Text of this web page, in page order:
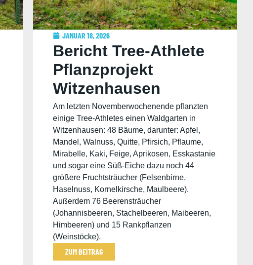
JANUAR 18, 2026
Bericht Tree-Athlete
Pflanzprojekt
Witzenhausen
28.-30.11.2025
Am letzten Novemberwochenende pflanzten
einige Tree-Athletes einen Waldgarten in
Witzenhausen: 48 Bäume, darunter: Apfel,
Mandel, Walnuss, Quitte, Pfirsich, Pflaume,
Mirabelle, Kaki, Feige, Aprikosen, Esskastanie
und sogar eine Süß-Eiche dazu noch 44
größere Fruchtsträucher (Felsenbirne,
Haselnuss, Kornelkirsche, Maulbeere).
Außerdem 76 Beerensträucher
(Johannisbeeren, Stachelbeeren, Maibeeren,
Himbeeren) und 15 Rankpflanzen
(Weinstöcke).
ZUM BEITRAG